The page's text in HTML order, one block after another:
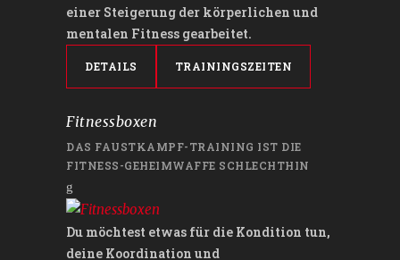
einer Steigerung der körperlichen und
mentalen Fitness gearbeitet.
DETAILS TRAININGSZEITEN
Fitnessboxen
DAS FAUSTKAMPF-TRAINING IST DIE
FITNESS-GEHEIMWAFFE SCHLECHTHIN
Du möchtest etwas für die Kondition tun,
deine Koordination und